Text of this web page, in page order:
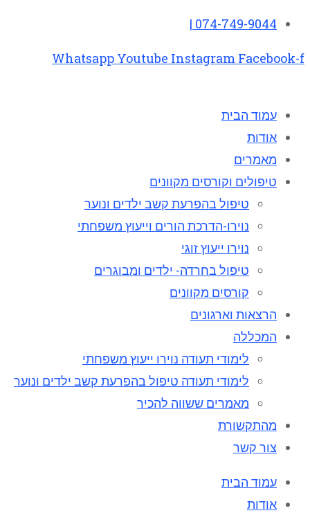
074-749-9044 |
Whatsapp Youtube Instagram Facebook-f
עמוד הבית
אודות
מאמרים
טיפולים וקורסים מקוונים
טיפול בהפרעת קשב ילדים ונוער
נוירו-הדרכת הורים וייעוץ משפחתי
נוירו ייעוץ זוגי
טיפול בחרדה- ילדים ומבוגרים
קורסים מקוונים
הרצאות וארגונים
המכללה
לימודי תעודה נוירו ייעוץ משפחתי
לימודי תעודה טיפול בהפרעת קשב ילדים ונוער
מאמרים ששווה להכיר
מהתקשורת
צור קשר
עמוד הבית
אודות